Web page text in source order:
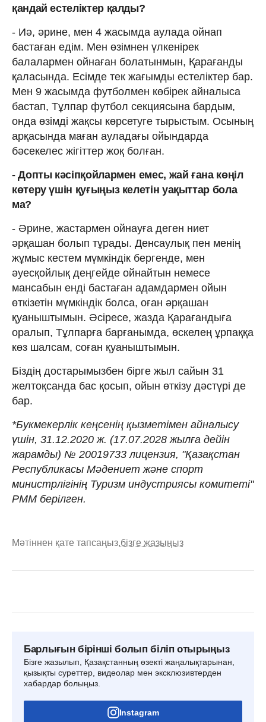
қандай естеліктер қалды?
- Иә, әрине, мен 4 жасымда аулада ойнап
бастаған едім. Мен өзімнен үлкенірек
балалармен ойнаған болатынмын, Қарағанды
қаласында. Есімде тек жағымды естеліктер бар.
Мен 9 жасымда футболмен көбірек айналыса
бастап, Тұлпар футбол секциясына бардым,
онда өзімді жақсы көрсетуге тырыстым. Осының
арқасында маған ауладағы ойындарда
бәсекелес жігіттер жоқ болған.
- Допты кәсіпқойлармен емес, жай ғана көңіл
көтеру үшін қуғыңыз келетін уақыттар бола
ма?
- Әрине, жастармен ойнауға деген ниет
әрқашан болып тұрады. Денсаулық пен менің
жұмыс кестем мүмкіндік бергенде, мен
әуесқойлық деңгейде ойнайтын немесе
мансабын енді бастаған адамдармен ойын
өткізетін мүмкіндік болса, оған әрқашан
қуаныштымын. Әсіресе, жазда Қарағандыға
оралып, Тұлпарға барғанымда, өскелең ұрпаққа
көз шалсам, соған қуаныштымын.
Біздің достарымызбен бірге жыл сайын 31
желтоқсанда бас қосып, ойын өткізу дәстүрі де
бар.
*Букмекерлік кеңсенің қызметімен айналысу
үшін, 31.12.2020 ж. (17.07.2028 жылға дейін
жарамды) № 20019733 лицензия, "Қазақстан
Республикасы Мәдениет және спорт
министрлігінің Туризм индустриясы комитеті"
РММ берілген.
Мәтіннен қате тапсаңыз,бізге жазыңыз
Барлығын бірінші болып біліп отырыңыз
Бізге жазылып, Қазақстанның өзекті жаңалықтарынан,
қызықты суреттер, видеолар мен эксклюзивтерден
хабардар болыңыз.
Instagram